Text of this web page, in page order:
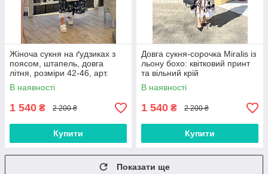
Жіноча сукня на ґудзиках з
поясом, штапель, довга
літня, розміри 42-46, арт.
0181-1
В наявності
1 540 ₴ 2 200 ₴
Купити
Довга сукня-сорочка Miralis із
льону бохо: квітковий принт
та вільний крій
В наявності
1 540 ₴ 2 200 ₴
Купити
Показати ще